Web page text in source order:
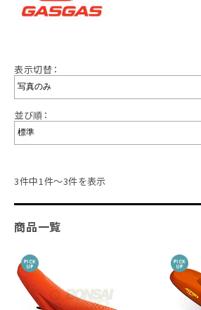
表示切替：
並び順：
3件中1件～3件を表示
商品一覧